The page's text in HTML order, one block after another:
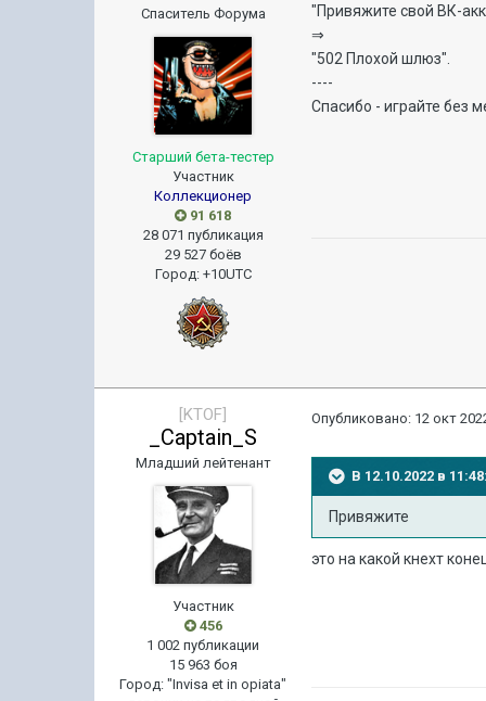
Спаситель Форума
Старший бета-тестер
Участник
Коллекционер
91 618
28 071 публикация
29 527 боёв
Город: +10UTC
"Привяжите свой ВК-
⇒
"502 Плохой шлюз".
----
Спасибо - играйте без
[KTOF]
_Captain_S
Младший лейтенант
Участник
456
1 002 публикации
15 963 боя
Город:"Invisa et in opiata"
Опубликовано: 12 окт
В 12.10.2022 в
Привяжите
это на какой кнехт